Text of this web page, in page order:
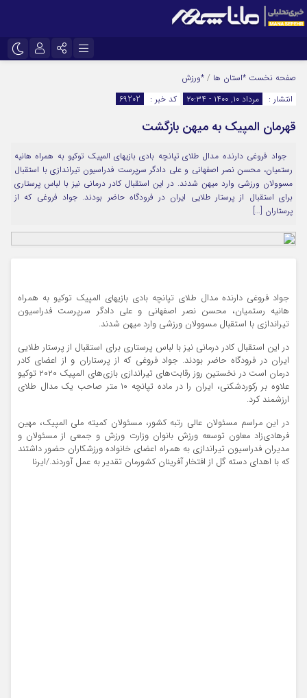
اینستاگرام
سروش
ایتا
آپارات
نام کاربری یا نشانی ایمیل
رمز عبور
مرا به خاطر بسپار
صفحه نخست *استان ها / *ورزش
انتشار :
مرداد ۱۰, ۱۴۰۰ - ۲۰:۳۴ کد خبر : 69202
قهرمان المپیک به میهن بازگشت
جواد فروغی دارنده مدال طلای تپانچه بادی بازیهای المپیک توکیو به همراه هانیه
رستمیان، محسن نصر اصفهانی و علی دادگر سرپرست فدراسیون تیراندازی با استقبال
مسوولان ورزشی وارد میهن شدند. در این استقبال کادر درمانی نیز با لباس پرستاری
برای استقبال از پرستار طلایی ایران در فرودگاه حاضر بودند. جواد فروغی که از
پرستاران […]
جواد فروغی دارنده مدال طلای تپانچه بادی بازیهای المپیک توکیو به همراه
هانیه رستمیان، محسن نصر اصفهانی و علی دادگر سرپرست فدراسیون
تیراندازی با استقبال مسوولان ورزشی وارد میهن شدند.
در این استقبال کادر درمانی نیز با لباس پرستاری برای استقبال از پرستار طلایی
ایران در فرودگاه حاضر بودند. جواد فروغی که از پرستاران و از اعضای کادر
درمان است در نخستین روز رقابت‌های تیراندازی بازی‌های المپیک ۲۰۲۰ توکیو
علاوه بر رکوردشکنی، ایران را در ماده تپانچه ۱۰ متر صاحب یک مدال طلای
ارزشمند کرد.
در این مراسم مسئولان عالی رتبه کشور، مسئولان کمیته ملی المپیک، مهین
فرهادی‌زاد معاون توسعه ورزش بانوان وزارت ورزش و جمعی از مسئولان و
مدیران فدراسیون تیراندازی به همراه اعضای خانواده ورزشکاران حضور داشتند
که با اهدای دسته گل از افتخار آفرینان کشورمان تقدیر به عمل آوردند./ایرنا